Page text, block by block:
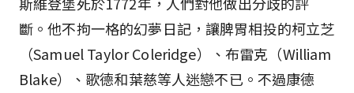
斷。他不拘一格的幻夢日記，讓脾胃相投的柯立芝
（Samuel Taylor Coleridge）、布雷克（William
Blake）、歌德和葉慈等人迷戀不已。不過康德